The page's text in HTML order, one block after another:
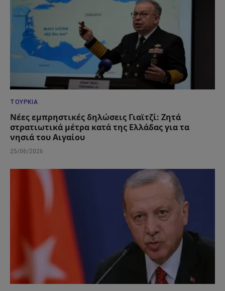
ΤΟΥΡΚΊΑ
Νέες εμπρηστικές δηλώσεις Γιαϊτζί: Ζητά
στρατιωτικά μέτρα κατά της Ελλάδας για τα
νησιά του Αιγαίου
25/06/2026